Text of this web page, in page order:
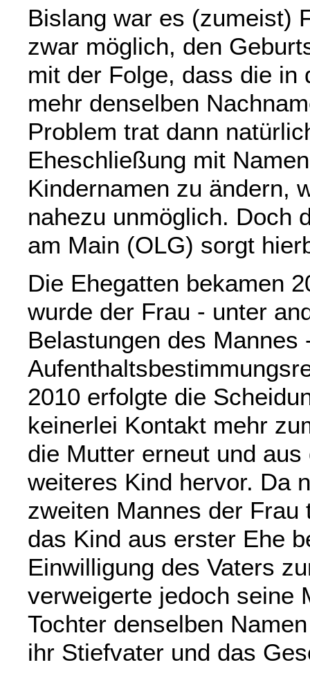
Bislang war es (zumeist)
zwar möglich, den
mit der Folge, dass die in
mehr denselben
Problem trat dann
Eheschließung mit
Kindernamen zu ändern,
nahezu unmöglich. Doch
am Main (OLG) sorgt
Die Ehegatten bekamen
wurde der Frau - unter
Belastungen des Mannes
2010 erfolgte die
keinerlei Kontakt mehr
die Mutter erneut und
weiteres Kind hervor. Da
zweiten Mannes der
das Kind aus erster Ehe
Einwilligung des Vaters
verweigerte jedoch seine
Tochter denselben
ihr Stiefvater und das